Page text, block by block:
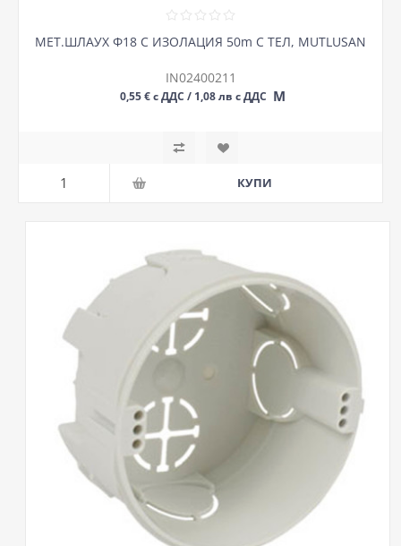
МЕТ.ШЛАУХ Ф18 С ИЗОЛАЦИЯ 50m С ТЕЛ, MUTLUSAN
IN02400211
0,55 € с ДДС / 1,08 лв с ДДС М